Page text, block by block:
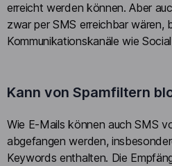
erreicht werden können. Aber
zwar per SMS erreichbar wären,
Kommunikationskanäle wie
Kann von Spamfiltern
Wie E-Mails können auch SMS
abgefangen werden,
Keywords enthalten. Die